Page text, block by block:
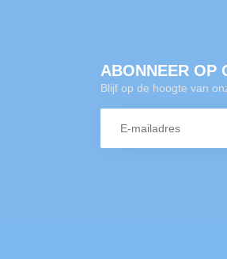
ABONNEER OP
Blijf op de hoogte van